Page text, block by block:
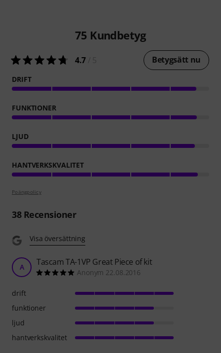
75 Kundbetyg
4.7 Betygsätt nu
DRIFT
FUNKTIONER
LJUD
HANTVERKSKVALITET
Poängpolicy
38Recensioner
Visa översättning
A Tascam TA-1VP Great Piece of kit
Anonym 22.08.2016
drift
funktioner
ljud
hantverkskvalitet